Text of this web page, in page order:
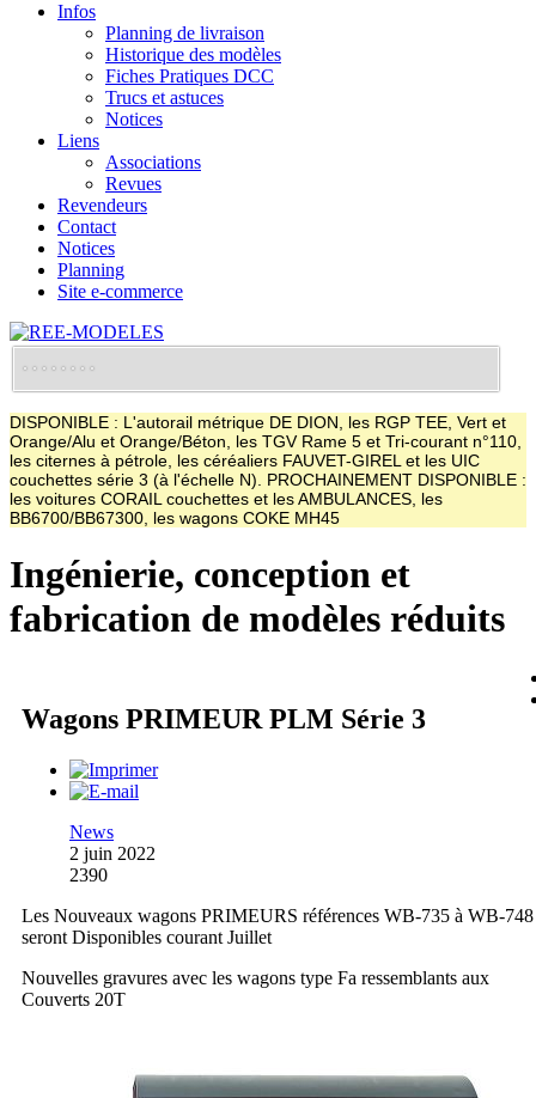
Infos
Planning de livraison
Historique des modèles
Fiches Pratiques DCC
Trucs et astuces
Notices
Liens
Associations
Revues
Revendeurs
Contact
Notices
Planning
Site e-commerce
DISPONIBLE : L'autorail métrique DE DION, les RGP TEE, Vert et
Orange/Alu et Orange/Béton, les TGV Rame 5 et Tri-courant n°110,
les citernes à pétrole, les céréaliers FAUVET-GIREL et les UIC
couchettes série 3 (à l'échelle N). PROCHAINEMENT DISPONIBLE :
les voitures CORAIL couchettes et les AMBULANCES, les
BB6700/BB67300, les wagons COKE MH45
Ingénierie, conception et
fabrication de modèles réduits
Wagons PRIMEUR PLM Série 3
News
2 juin 2022
2390
Les Nouveaux wagons PRIMEURS références WB-735 à WB-748
seront Disponibles courant Juillet
Nouvelles gravures avec les wagons type Fa ressemblants aux
Couverts 20T